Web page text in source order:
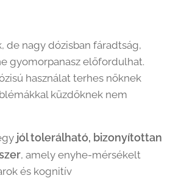
de nagy dózisban fáradtság,
gyomorpanasz előfordulhat.
használat terhes nőknek
küzdőknek nem
jól tolerálható, bizonyítottan
, amely enyhe-mérsékelt
és kognitív